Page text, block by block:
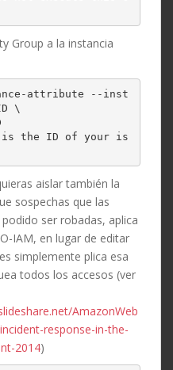
Group a la instancia
attribute --inst
\
is the ID of your is
aislar también la
sospechas que las
ser robadas, aplica
IAM, en lugar de editar
simplemente plica esa
todos los accesos (ver
AmazonWeb
response-in-the-
2014)